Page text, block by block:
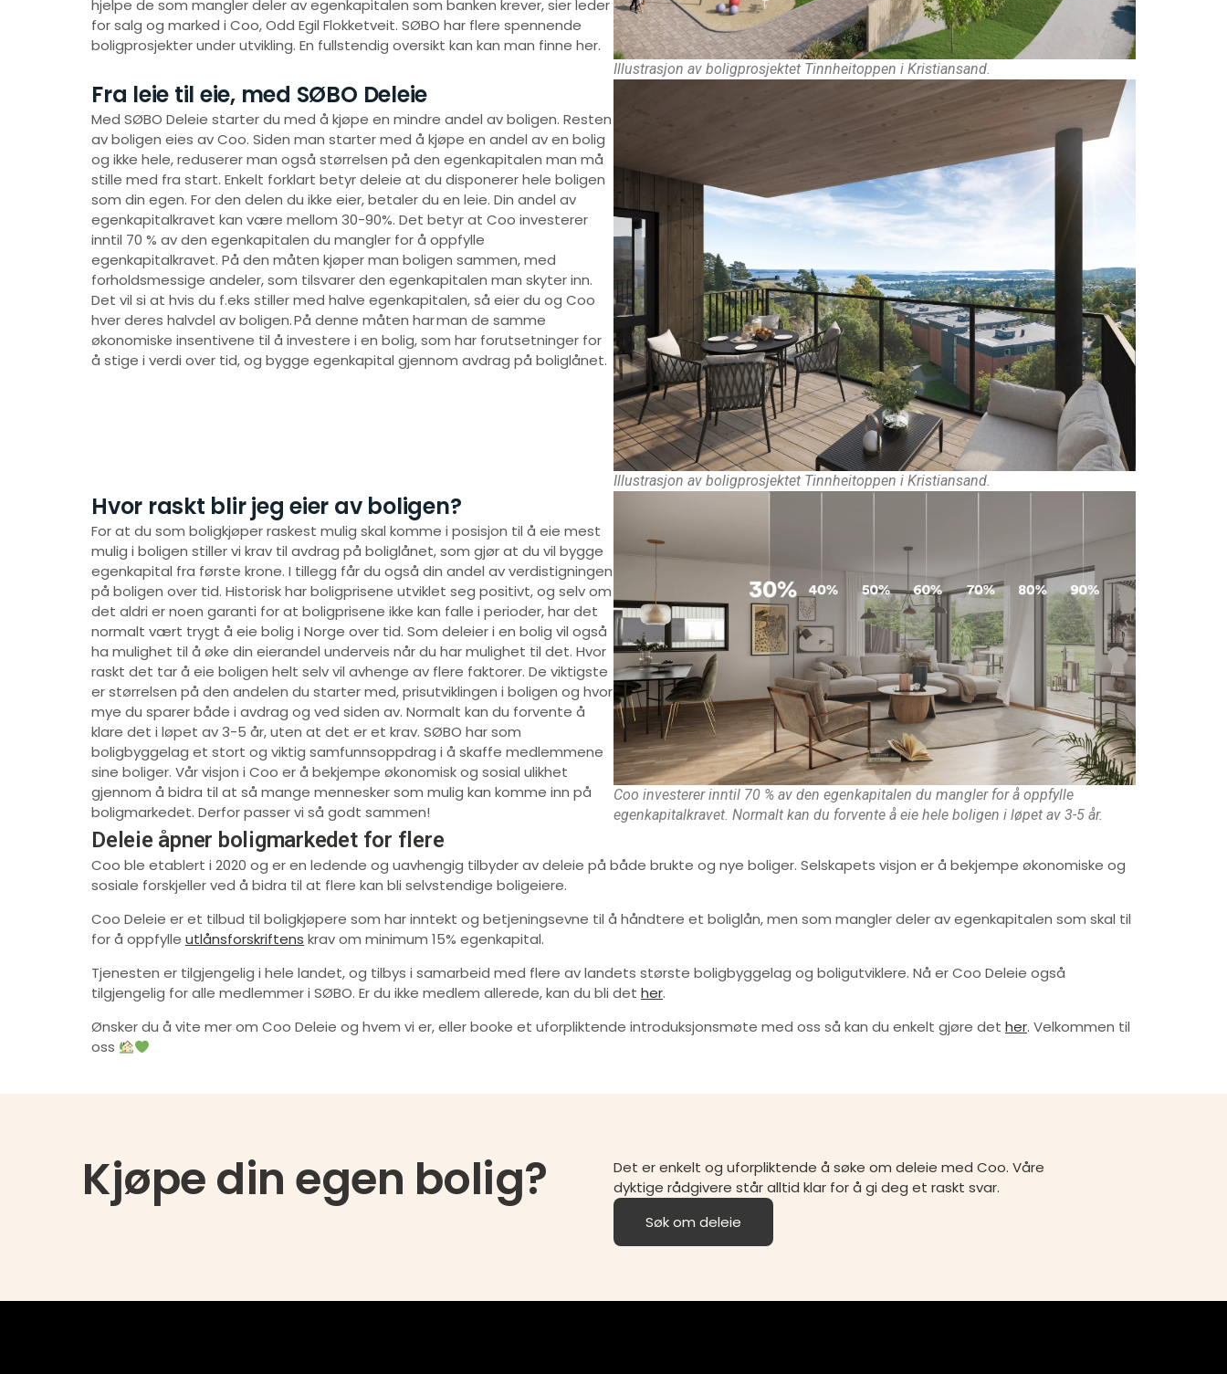
hjelpe de som mangler deler av egenkapitalen som banken krever, sier leder
for salg og marked i Coo, Odd Egil Flokketveit. SØBO har flere spennende
boligprosjekter under utvikling. En fullstendig oversikt kan kan man finne her.
Illustrasjon av boligprosjektet Tinnheitoppen i Kristiansand.
Fra leie til eie, med SØBO Deleie
Med SØBO Deleie starter du med å kjøpe en mindre andel av boligen. Resten
av boligen eies av Coo. Siden man starter med å kjøpe en andel av en bolig
og ikke hele, reduserer man også størrelsen på den egenkapitalen man må
stille med fra start. Enkelt forklart betyr deleie at du disponerer hele boligen
som din egen. For den delen du ikke eier, betaler du en leie. Din andel av
egenkapitalkravet kan være mellom 30-90%. Det betyr at Coo investerer
inntil 70 % av den egenkapitalen du mangler for å oppfylle
egenkapitalkravet. På den måten kjøper man boligen sammen, med
forholdsmessige andeler, som tilsvarer den egenkapitalen man skyter inn.
Det vil si at hvis du f.eks stiller med halve egenkapitalen, så eier du og Coo
hver deres halvdel av boligen. På denne måten har man de samme
økonomiske insentivene til å investere i en bolig, som har forutsetninger for
å stige i verdi over tid, og bygge egenkapital gjennom avdrag på boliglånet.
Illustrasjon av boligprosjektet Tinnheitoppen i Kristiansand.
Hvor raskt blir jeg eier av boligen?
For at du som boligkjøper raskest mulig skal komme i posisjon til å eie mest
mulig i boligen stiller vi krav til avdrag på boliglånet, som gjør at du vil bygge
egenkapital fra første krone. I tillegg får du også din andel av verdistigningen
på boligen over tid. Historisk har boligprisene utviklet seg positivt, og selv om
det aldri er noen garanti for at boligprisene ikke kan falle i perioder, har det
normalt vært trygt å eie bolig i Norge over tid. Som deleier i en bolig vil også
ha mulighet til å øke din eierandel underveis når du har mulighet til det. Hvor
raskt det tar å eie boligen helt selv vil avhenge av flere faktorer. De viktigste
er størrelsen på den andelen du starter med, prisutviklingen i boligen og hvor
mye du sparer både i avdrag og ved siden av. Normalt kan du forvente å
klare det i løpet av 3-5 år, uten at det er et krav. SØBO har som
boligbyggelag et stort og viktig samfunnsoppdrag i å skaffe medlemmene
sine boliger. Vår visjon i Coo er å bekjempe økonomisk og sosial ulikhet
gjennom å bidra til at så mange mennesker som mulig kan komme inn på
boligmarkedet. Derfor passer vi så godt sammen!
Coo investerer inntil 70 % av den egenkapitalen du mangler for å oppfylle
egenkapitalkravet. Normalt kan du forvente å eie hele boligen i løpet av 3-5 år.
Deleie åpner boligmarkedet for flere
Coo ble etablert i 2020 og er en ledende og uavhengig tilbyder av deleie på både brukte og nye boliger. Selskapets visjon er å bekjempe økonomiske og
sosiale forskjeller ved å bidra til at flere kan bli selvstendige boligeiere.
Coo Deleie er et tilbud til boligkjøpere som har inntekt og betjeningsevne til å håndtere et boliglån, men som mangler deler av egenkapitalen som skal til
for å oppfylle utlånsforskriftens krav om minimum 15% egenkapital.
Tjenesten er tilgjengelig i hele landet, og tilbys i samarbeid med flere av landets største boligbyggelag og boligutviklere. Nå er Coo Deleie også
tilgjengelig for alle medlemmer i SØBO. Er du ikke medlem allerede, kan du bli det her.
Ønsker du å vite mer om Coo Deleie og hvem vi er, eller booke et uforpliktende introduksjonsmøte med oss så kan du enkelt gjøre det her. Velkommen til
oss
Kjøpe din egen bolig?
Det er enkelt og uforpliktende å søke om deleie med Coo. Våre
dyktige rådgivere står alltid klar for å gi deg et raskt svar.
Søk om deleie